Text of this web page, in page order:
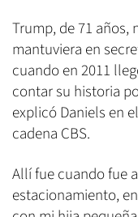
Trump, de 71
mantuviera en
cuando en 2011
contar su historia
explicó Daniels en
cadena CBS.
Allí fue cuando fue
estacionamiento,